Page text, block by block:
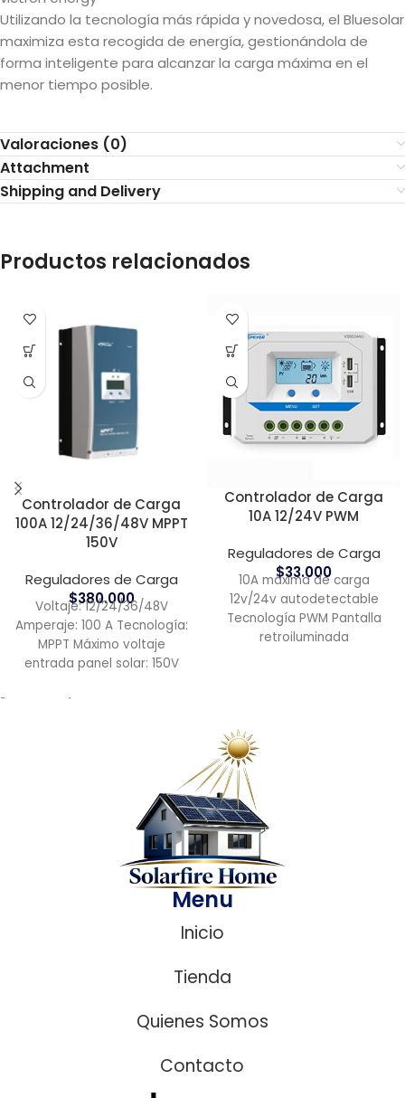
Utilizando la tecnología más rápida y novedosa, el Bluesolar
maximiza esta recogida de energía, gestionándola de
forma inteligente para alcanzar la carga máxima en el
menor tiempo posible.
Valoraciones (0)
Attachment
Shipping and Delivery
Productos relacionados
Controlador de Carga
100A 12/24/36/48V MPPT
150V
Reguladores de Carga
$380.000
Voltaje: 12/24/36/48V
Amperaje: 100 A Tecnología:
MPPT Máximo voltaje
entrada panel solar: 150V
Controlador de Carga
10A 12/24V PWM
Reguladores de Carga
$33.000
10A máxima de carga
12v/24v autodetectable
Tecnología PWM Pantalla
retroiluminada
Menu
Inicio
Tienda
Quienes Somos
Contacto